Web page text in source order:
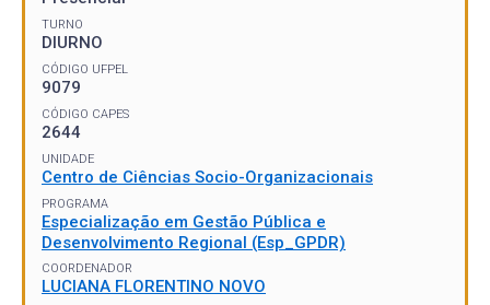
TURNO
DIURNO
CÓDIGO UFPEL
9079
CÓDIGO CAPES
2644
UNIDADE
Centro de Ciências Socio-Organizacionais
PROGRAMA
Especialização em Gestão Pública e
Desenvolvimento Regional (Esp_GPDR)
COORDENADOR
LUCIANA FLORENTINO NOVO